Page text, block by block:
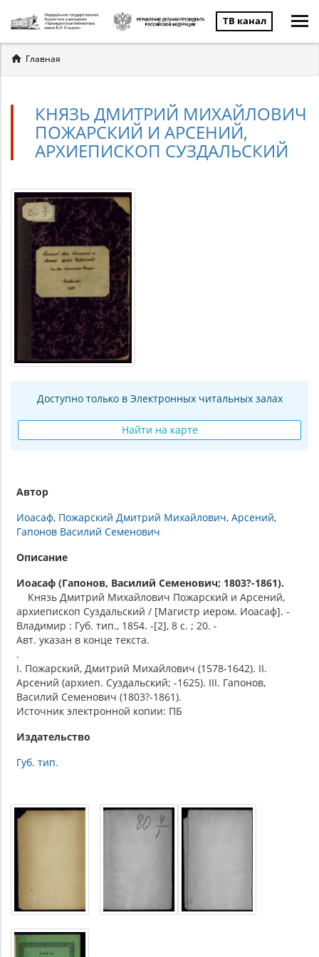
ТВ канал
Вы
здесь
Главная
КНЯЗЬ ДМИТРИЙ МИХАЙЛОВИЧ
ПОЖАРСКИЙ И АРСЕНИЙ,
АРХИЕПИСКОП СУЗДАЛЬСКИЙ
Доступно только в Электронных читальных залах
Найти на карте
Автор
Иоасаф Пожарский Дмитрий Михайлович Арсений
Гапонов Василий Семенович
Описание
Иоасаф (Гапонов, Василий Семенович; 1803?-1861).
Князь Дмитрий Михайлович Пожарский и Арсений,
архиепископ Суздальский / [Магистр иером. Иоасаф]. -
Владимир : Губ. тип., 1854. -[2], 8 с. ; 20. -
Авт. указан в конце текста.
.
I. Пожарский, Дмитрий Михайлович (1578-1642). II.
Арсений (архиеп. Суздальский; -1625). III. Гапонов,
Василий Семенович (1803?-1861).
Источник электронной копии: ПБ
Издательство
Губ. тип.